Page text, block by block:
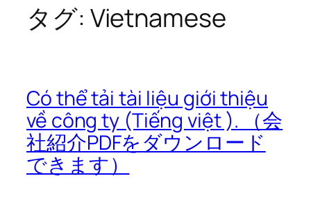
タグ: Vietnamese
Có thể tải tài liệu giới thiệu
về công ty (Tiếng việt ). （会
社紹介PDFをダウンロード
できます）